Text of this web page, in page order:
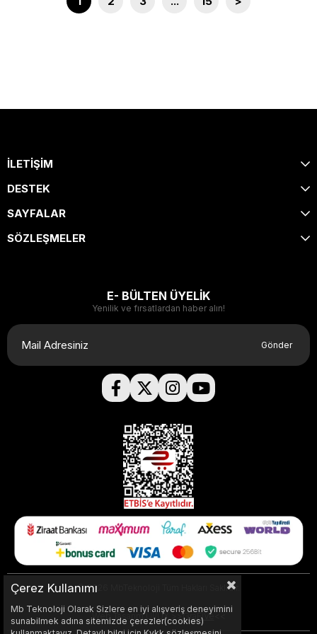
İLETİŞİM
DESTEK
SAYFALAR
SÖZLEŞMELER
E- BÜLTEN ÜYELİK
Yenilik ve fırsatlardan haber alın!
Gönder
© 2026 MbTeknoloji Tüm Hakları Saklıdır.
Web Tasarım UI/UX >>GraFiVe <<
Çerez Kullanımı
Mb Teknoloji Olarak Sizlere en iyi alışveriş deneyimini
sunabilmek adına sitemizde çerezler(cookies)